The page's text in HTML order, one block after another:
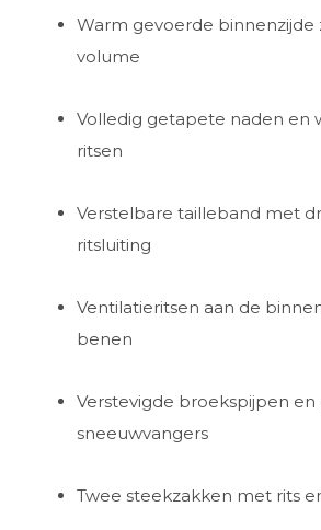
Warm gevoerde binnenzijde
volume
Volledig getapete naden en
ritsen
Verstelbare tailleband met
ritsluiting
Ventilatieritsen aan de
benen
Verstevigde broekspijpen
sneeuwvangers
Twee steekzakken met rits